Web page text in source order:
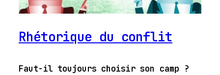
Rhétorique du conflit
Faut-il toujours choisir son camp ?